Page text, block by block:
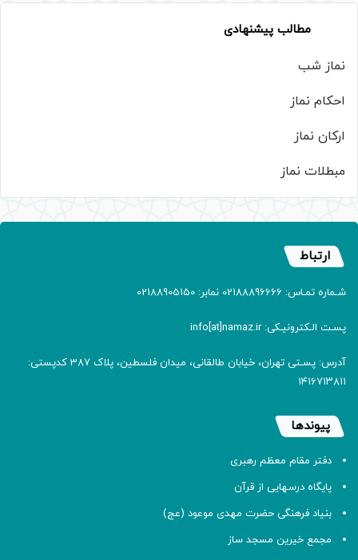
مطالب پیشنهادی
نماز شب
احکام نماز
ارکان نماز
مبطلات نماز
ارتباط
شـماره تمـاس: 02188896666 نمابر: 02188905150
پسـت الـکترونیـکی: info[at]namaz.ir
آدرس: پسـتی تهران، خیابان طالقانی، میدان فلسطین، پلاک 387 کدپستی:
۱۴۱۶۷۱۳۸۱۱
پیوندها
دفتر مقام معظم رهبری
پایگاه درسهایی از قرآن
بنیاد فرهنگی حضرت مهدی موعود (عج)
مجمع خیرین مسجد ساز